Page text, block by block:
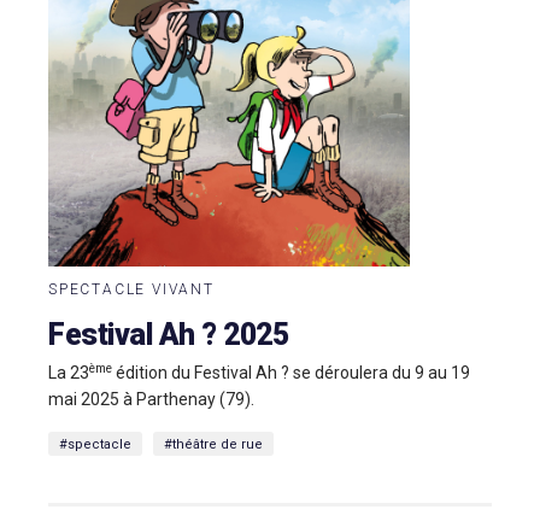
SPECTACLE VIVANT
Festival Ah ? 2025
La 23ème édition du Festival Ah ? se déroulera du 9 au 19
mai 2025 à Parthenay (79).
#spectacle #théâtre de rue